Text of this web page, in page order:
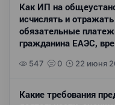
Как ИП на
исчислять и
обязательные
гражданина ЕАЭС,
547 0 22 июня
Какие требования